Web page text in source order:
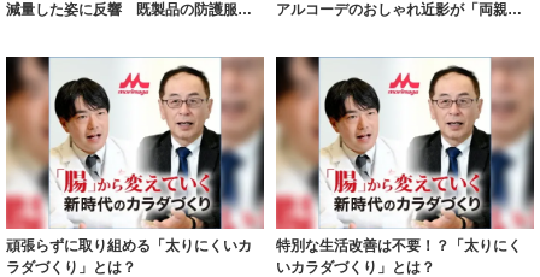
減量した姿に反響 既製品の防護服が
アルコーデのおしゃれ近影が「両親の
頑張らずに取り組める「太りにくいカ
ラダづくり」とは？
特別な生活改善は不要！？「太りにく
いカラダづくり」とは？